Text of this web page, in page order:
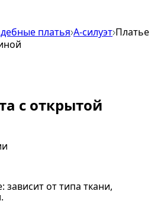
платья А-силуэт Платье
с открытой
зависит от типа ткани,